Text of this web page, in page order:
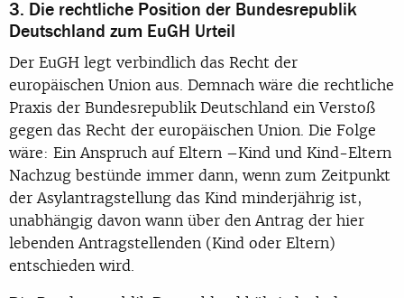
3. Die rechtliche Position der Bundesrepublik
Deutschland zum EuGH Urteil
Der EuGH legt verbindlich das Recht der
europäischen Union aus. Demnach wäre die rechtliche
Praxis der Bundesrepublik Deutschland ein Verstoß
gegen das Recht der europäischen Union. Die Folge
wäre: Ein Anspruch auf Eltern –Kind und Kind-Eltern
Nachzug bestünde immer dann, wenn zum Zeitpunkt
der Asylantragstellung das Kind minderjährig ist,
unabhängig davon wann über den Antrag der hier
lebenden Antragstellenden (Kind oder Eltern)
entschieden wird.